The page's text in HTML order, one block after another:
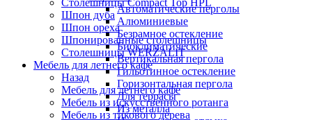
Автоматические перголы
Алюминиевые
Безрамное остекление
Биоклиматические
Вертикальная пергола
Гильотинное остекление
Горизонтальная пергола
Для террасы
Из металла
Столешницы Сompact Top HPL
Шпон дуба
Шпон ореха
Шпонированные столешницы
Столешницы WERZALIT
Мебель для летнего кафе
Назад
Мебель для летнего кафе
Мебель из искусственного ротанга
Мебель из тикового дерева